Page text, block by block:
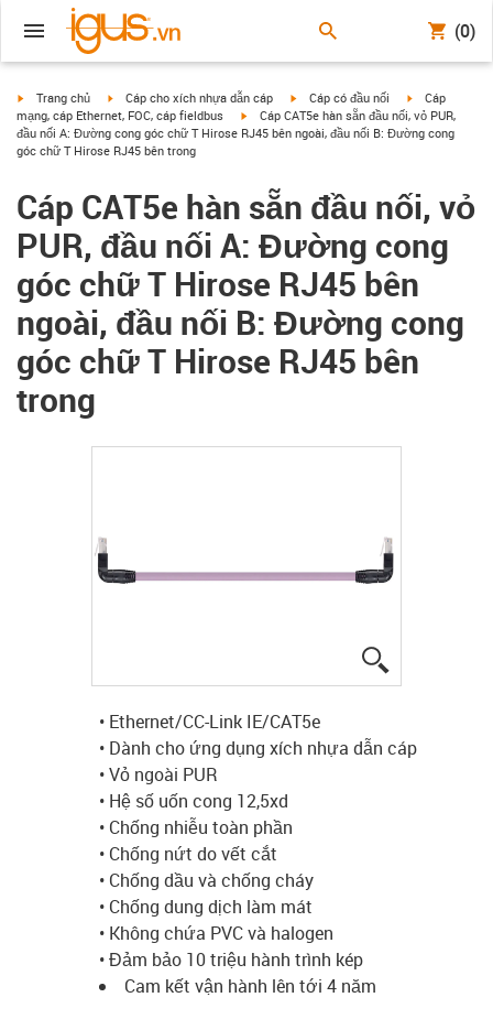
(0)
igus-icon-arrow-right
Trang chủ igus-icon-arrow-right
Cáp cho xích nhựa dẫn cáp igus-icon-arrow-right
Cáp có đầu nối igus-icon-
Cáp
mạng, cáp Ethernet, FOC, cáp fieldbus
igus-icon-arrow-right
Cáp CAT5e hàn sẵn đầu nối, vỏ PUR,
đầu nối A: Đường cong góc chữ T Hirose RJ45 bên ngoài, đầu nối B: Đường cong
góc chữ T Hirose RJ45 bên trong
Cáp CAT5e hàn sẵn đầu nối, vỏ
PUR, đầu nối A: Đường cong
góc chữ T Hirose RJ45 bên
ngoài, đầu nối B: Đường cong
góc chữ T Hirose RJ45 bên
trong
• Ethernet/CC-Link IE/CAT5e
• Dành cho ứng dụng xích nhựa dẫn cáp
• Vỏ ngoài PUR
• Hệ số uốn cong 12,5xd
• Chống nhiễu toàn phần
• Chống nứt do vết cắt
• Chống dầu và chống cháy
• Chống dung dịch làm mát
• Không chứa PVC và halogen
• Đảm bảo 10 triệu hành trình kép
Cam kết vận hành lên tới 4 năm